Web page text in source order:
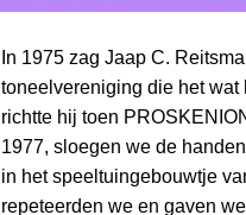
In 1975 zag Jaap C.
toneelvereniging die het wat
richtte hij toen
1977, sloegen we de
in het speeltuingebouwtje
repeteerden we en gaven